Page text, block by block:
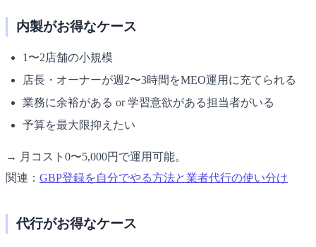
内製がお得なケース
1〜2店舗の小規模
店長・オーナーが週2〜3時間をMEO運用に充てられる
業務に余裕がある or 学習意欲がある担当者がいる
予算を最大限抑えたい
→ 月コスト0〜5,000円で運用可能。
関連： GBP登録を自分でやる方法と業者代行の使い分け
代行がお得なケース